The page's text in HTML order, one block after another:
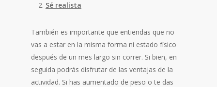
Sé realista
También es importante que entiendas que no
vas a estar en la misma forma ni estado físico
después de un mes largo sin correr. Si bien, en
seguida podrás disfrutar de las ventajas de la
actividad. Si has aumentado de peso o te das